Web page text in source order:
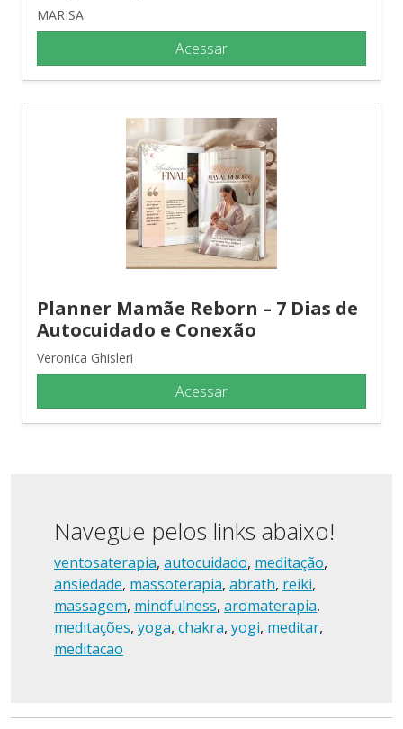
MARISA
Acessar
Planner Mamãe Reborn – 7 Dias de
Autocuidado e Conexão
Veronica Ghisleri
Acessar
Navegue pelos links abaixo!
ventosaterapia, autocuidado, meditação,
ansiedade, massoterapia, abrath, reiki,
massagem, mindfulness, aromaterapia,
meditações, yoga, chakra, yogi, meditar,
meditacao